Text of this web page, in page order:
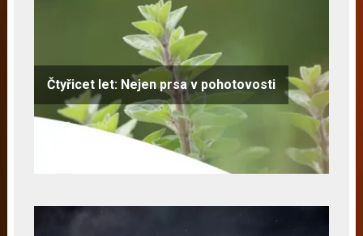
Čtyřicet let: Nejen prsa v pohotovosti